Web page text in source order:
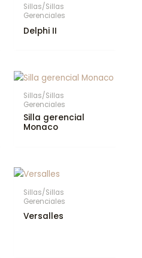
Sillas/Sillas
Gerenciales
Delphi II
Sillas/Sillas
Gerenciales
Silla gerencial
Monaco
Sillas/Sillas
Gerenciales
Versalles